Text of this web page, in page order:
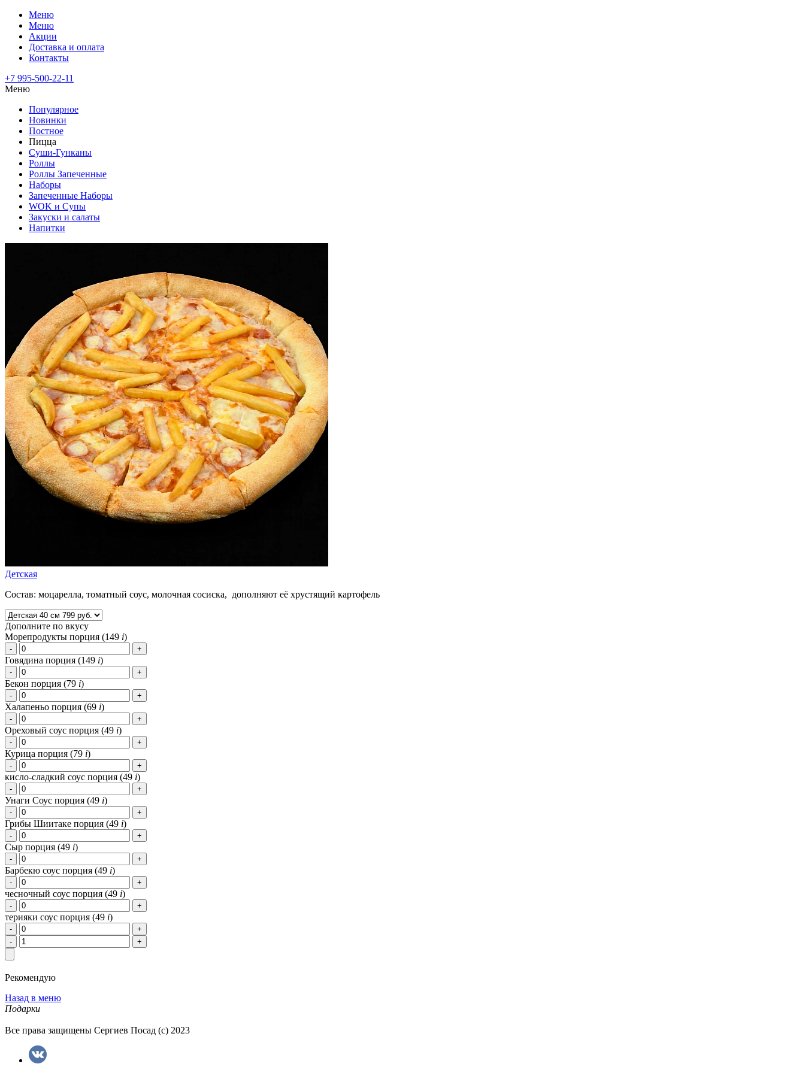
Меню
Меню
Акции
Доставка и оплата
Контакты
+7 995-500-22-11
Меню
Популярное
Новинки
Постное
Пицца
Суши-Гунканы
Роллы
Роллы Запеченные
Наборы
Запеченные Наборы
WOK и Супы
Закуски и салаты
Напитки
Детская
Состав: моцарелла, томатный соус, молочная сосиска, дополняют её хрустящий картофель
Дополните по вкусу
Морепродукты порция (149 i)
Говядина порция (149 i)
Бекон порция (79 i)
Халапеньо порция (69 i)
Ореховый соус порция (49 i)
Курица порция (79 i)
кисло-сладкий соус порция (49 i)
Унаги Соус порция (49 i)
Грибы Шиитаке порция (49 i)
Сыр порция (49 i)
Барбекю соус порция (49 i)
чесночный соус порция (49 i)
терияки соус порция (49 i)
Рекомендую
Назад в меню
Подарки
Все права защищены Сергиев Посад (с) 2023